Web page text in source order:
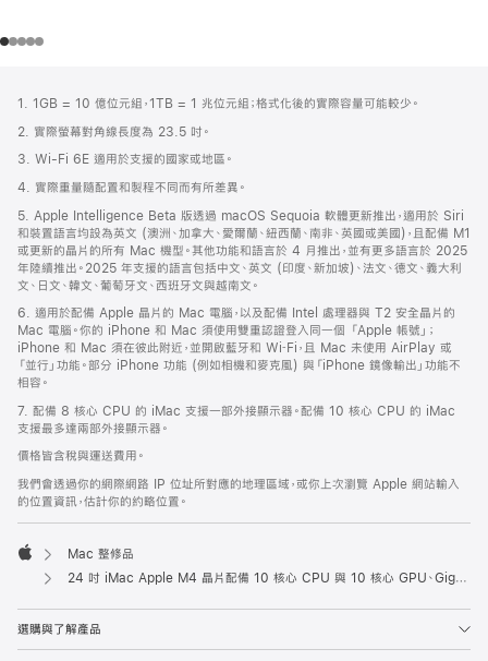
腳
1. 1GB = 10 億位元組，1TB = 1 兆位元組；格式化後的實際容量可能較少。
2. 實際螢幕對角線長度為 23.5 吋。
3. Wi-Fi 6E 適用於支援的國家或地區。
4. 實際重量隨配置和製程不同而有所差異。
5. Apple Intelligence Beta 版透過 macOS Sequoia 軟體更新推出，適用於 Siri
和裝置語言均設為英文 (澳洲、加拿大、愛爾蘭、紐西蘭、南非、英國或美國)，且配備 M1
或更新的晶片的所有 Mac 機型。其他功能和語言於 4 月推出，並有更多語言於 2025
年陸續推出。2025 年支援的語言包括中文、英文 (印度、新加坡)、法文、德文、義大利
文、日文、韓文、葡萄牙文、西班牙文與越南文。
6. 適用於配備 Apple 晶片的 Mac 電腦，以及配備 Intel 處理器與 T2 安全晶片的
Mac 電腦。你的 iPhone 和 Mac 須使用雙重認證登入同一個 「Apple 帳號」；
iPhone 和 Mac 須在彼此附近，並開啟藍牙和 Wi‑Fi，且 Mac 未使用 AirPlay 或
「並行」功能。部分 iPhone 功能 (例如相機和麥克風) 與「iPhone 鏡像輸出」功能不
相容。
7. 配備 8 核心 CPU 的 iMac 支援一部外接顯示器。配備 10 核心 CPU 的 iMac
支援最多達兩部外接顯示器。
價格皆含稅與運送費用。
我們會透過你的網際網路 IP 位址所對應的地理區域，或你上次瀏覽 Apple 網站輸入
的位置資訊，估計你的約略位置。
Apple
Mac 整修品
24 吋 iMac Apple M4 晶片配備 10 核心 CPU 與 10 核心 GPU、Gigabit 乙太網路 - 銀色 (整修品)
選購與了解產品